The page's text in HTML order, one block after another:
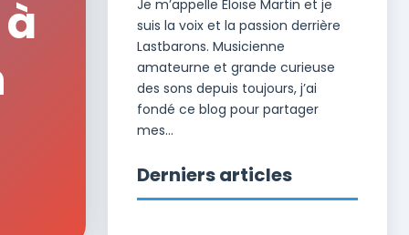
Je m’appelle Éloïse Martin et je
suis la voix et la passion derrière
Lastbarons. Musicienne
amateurne et grande curieuse
des sons depuis toujours, j’ai
fondé ce blog pour partager
mes...
Derniers articles